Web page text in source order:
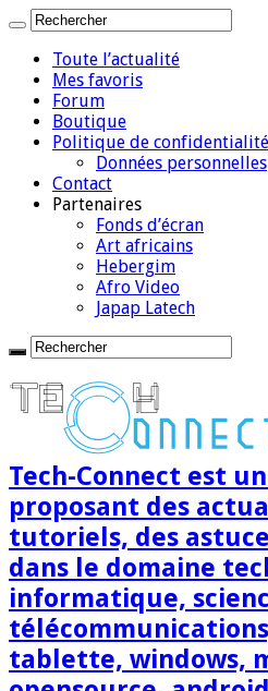
Toute l’actualité
Mes favoris
Forum
Boutique
Politique de confidentialité
Données personnelles
Contact
Partenaires
Fonds d’écran
Art africains
Hebergim
Afro Video
Japap Latech
Tech-Connect est
proposant des
tutoriels, des
dans le domaine
informatique,
tablette, windows,